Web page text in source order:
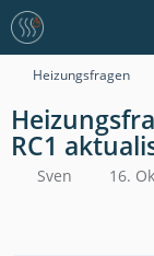
Heizungsfragen
RC1
Sven 16.